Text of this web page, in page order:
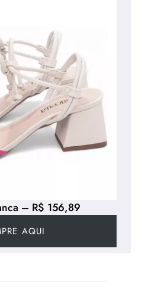
– R$ 156,89
AQUI